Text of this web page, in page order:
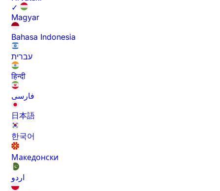
✓
Magyar
Bahasa Indonesia
עברית
हिन्दी
فارسی
日本語
한국어
Македонски
اردو